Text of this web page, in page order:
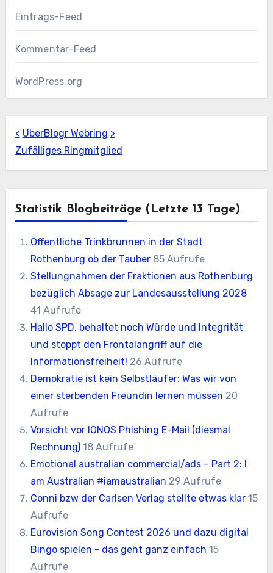
Eintrags-Feed
Kommentar-Feed
WordPress.org
< UberBlogr Webring >
Zufälliges Ringmitglied
Statistik Blogbeiträge (letzte 13 Tage)
Öffentliche Trinkbrunnen in der Stadt
Rothenburg ob der Tauber 85 Aufrufe
Stellungnahmen der Fraktionen aus Rothenburg
bezüglich Absage zur Landesausstellung 2028
41 Aufrufe
Hallo SPD, behaltet noch Würde und Integrität
und stoppt den Frontalangriff auf die
Informationsfreiheit! 26 Aufrufe
Demokratie ist kein Selbstläufer: Was wir von
einer sterbenden Freundin lernen müssen 20
Aufrufe
Vorsicht vor IONOS Phishing E-Mail (diesmal
Rechnung) 18 Aufrufe
Emotional australian commercial/ads – Part 2: I
am Australian #iamaustralian 29 Aufrufe
Conni bzw der Carlsen Verlag stellte etwas klar 15
Aufrufe
Eurovision Song Contest 2026 und dazu digital
Bingo spielen - das geht ganz einfach 15
Aufrufe